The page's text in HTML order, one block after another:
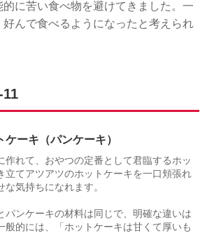
に苦い食べ物を避けてきました。一
んで食べるようになったと考えられ
ケーキ（パンケーキ）
作れて、おやつの定番として君臨するホッ
立てアツアツのホットケーキを一口頬張れ
な気持ちになれます。
パンケーキの材料は同じで、明確な違いは
般的には、「ホットケーキは甘くて厚いも